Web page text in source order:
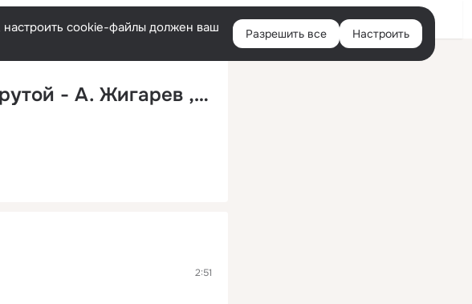
Войти
настроить cookie-файлы должен ваш
Разрешить все Настроить
Ты читаешь на ходу (И. Крутой - А. Жигарев ,С. Алиханов)
2:51